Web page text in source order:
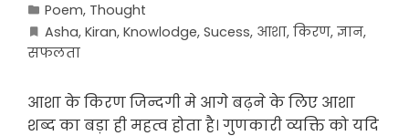
Poem, Thought
Asha, Kiran, Knowlodge, Sucess, आशा, किरण, ज्ञान,
सफलता
आशा के किरण जिन्दगी मे आगे बढ़ने के लिए आशा
शब्द का बड़ा ही महत्व होता है। गुणकारी व्यक्ति को यदि